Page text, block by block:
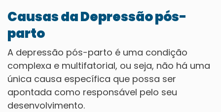
Causas da Depressão pós-
parto
A depressão pós-parto é uma condição
complexa e multifatorial, ou seja, não há uma
única causa específica que possa ser
apontada como responsável pelo seu
desenvolvimento.